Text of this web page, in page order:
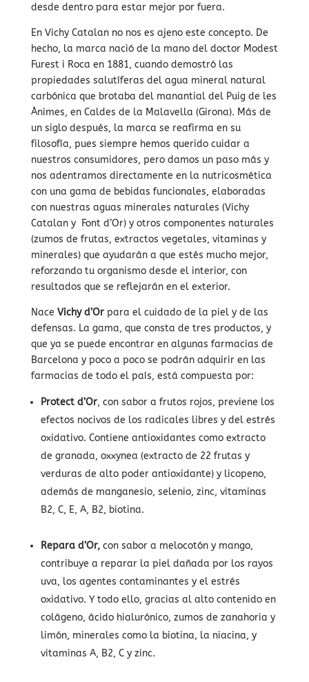
desde dentro para estar mejor por fuera.
En Vichy Catalan no nos es ajeno este concepto. De
hecho, la marca nació de la mano del doctor Modest
Furest i Roca en 1881, cuando demostró las
propiedades salutíferas del agua mineral natural
carbónica que brotaba del manantial del Puig de les
Ànimes, en Caldes de la Malavella (Girona). Más de
un siglo después, la marca se reafirma en su
filosofía, pues siempre hemos querido cuidar a
nuestros consumidores, pero damos un paso más y
nos adentramos directamente en la nutricosmética
con una gama de bebidas funcionales, elaboradas
con nuestras aguas minerales naturales (Vichy
Catalan y Font d’Or) y otros componentes naturales
(zumos de frutas, extractos vegetales, vitaminas y
minerales) que ayudarán a que estés mucho mejor,
reforzando tu organismo desde el interior, con
resultados que se reflejarán en el exterior.
Nace Vichy d’Orpara el cuidado de la piel y de las
defensas. La gama, que consta de tres productos, y
que ya se puede encontrar en algunas farmacias de
Barcelona y poco a poco se podrán adquirir en las
farmacias de todo el país, está compuesta por:
Protect d’Or, con sabor a frutos rojos, previene los
efectos nocivos de los radicales libres y del estrés
oxidativo. Contiene antioxidantes como extracto
de granada, oxxynea (extracto de 22 frutas y
verduras de alto poder antioxidante) y licopeno,
además de manganesio, selenio, zinc, vitaminas
B2, C, E, A, B2, biotina.
Repara d’Or,con sabor a melocotón y mango,
contribuye a reparar la piel dañada por los rayos
uva, los agentes contaminantes y el estrés
oxidativo. Y todo ello, gracias al alto contenido en
colágeno, ácido hialurónico, zumos de zanahoria y
limón, minerales como la biotina, la niacina, y
vitaminas A, B2, C y zinc.